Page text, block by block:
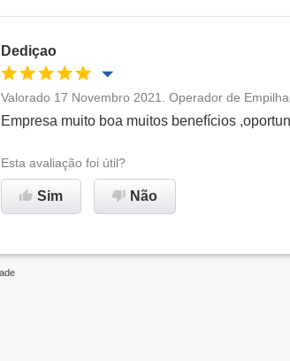
Dediçao
Oportunidade de promoção
Ambiente de trabalho
Recomenda esta empresa
Valorado 17 Novembro 2021. Operador de
Empresa muito boa muitos benefícios
Esta avaliação foi útil?
Sim Não